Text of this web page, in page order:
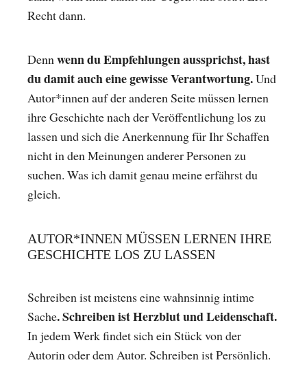
Recht dann.
Denn wenn du Empfehlungen aussprichst, hast
du damit auch eine gewisse Verantwortung.Und
Autor*innen auf der anderen Seite müssen lernen
ihre Geschichte nach der Veröffentlichung los zu
lassen und sich die Anerkennung für Ihr Schaffen
nicht in den Meinungen anderer Personen zu
suchen. Was ich damit genau meine erfährst du
gleich.
AUTOR*INNEN MÜSSEN LERNEN IHRE
GESCHICHTE LOS ZU LASSEN
Schreiben ist meistens eine wahnsinnig intime
Sache. Schreiben ist Herzblut und Leidenschaft.
In jedem Werk findet sich ein Stück von der
Autorin oder dem Autor. Schreiben ist Persönlich.